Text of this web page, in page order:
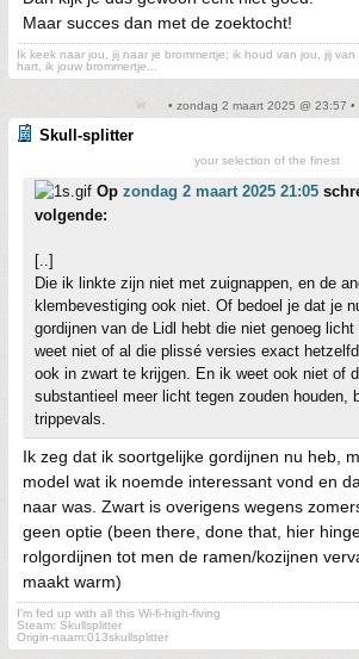
Maar succes dan met de zoektocht!
Ik keek naar jou, jij naar je brommertje; ik houd van jou, jij van
hart, ik jouw brommertje...
• zondag 2 maart 2025 @ 23:57 •
Skull-splitter
your selection of the finest
Op zondag 2 maart 2025 21:05
volgende:
[..]
Die ik linkte zijn niet met zuignappen, en de
klembevestiging ook niet. Of bedoel je dat je
gordijnen van de Lidl hebt die niet genoeg
weet niet of al die plissé versies exact
ook in zwart te krijgen. En ik weet ook niet of
substantieel meer licht tegen zouden houden,
trippevals.
Ik zeg dat ik soortgelijke gordijnen nu heb,
model wat ik noemde interessant vond en
naar was. Zwart is overigens wegens
geen optie (been there, done that, hier
rolgordijnen tot men de ramen/kozijnen
maakt warm)
I'm fed up with all this Wi-fi-high-fiving
Steam: Skullsplitter
Origin-naam:013skullsplitter